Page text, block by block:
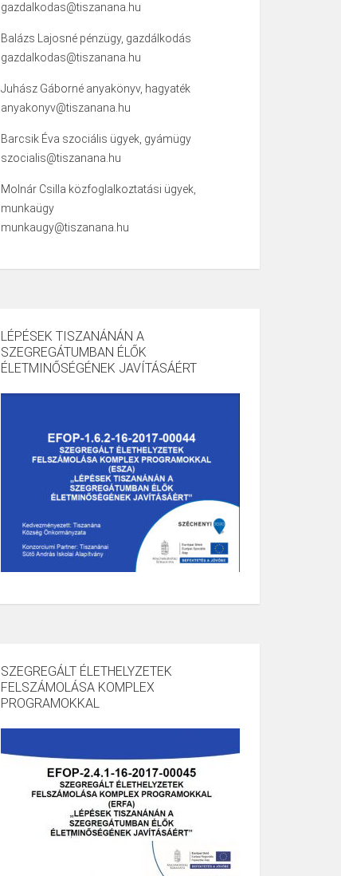
gazdalkodas@tiszanana.hu
Balázs Lajosné pénzügy, gazdálkodás
gazdalkodas@tiszanana.hu
Juhász Gáborné anyakönyv, hagyaték
anyakonyv@tiszanana.hu
Barcsik Éva szociális ügyek, gyámügy
szocialis@tiszanana.hu
Molnár Csilla közfoglalkoztatási ügyek,
munkaügy
munkaugy@tiszanana.hu
LÉPÉSEK TISZANÁNÁN A
SZEGREGÁTUMBAN ÉLŐK
ÉLETMINŐSÉGÉNEK JAVÍTÁSÁÉRT
SZEGREGÁLT ÉLETHELYZETEK
FELSZÁMOLÁSA KOMPLEX
PROGRAMOKKAL